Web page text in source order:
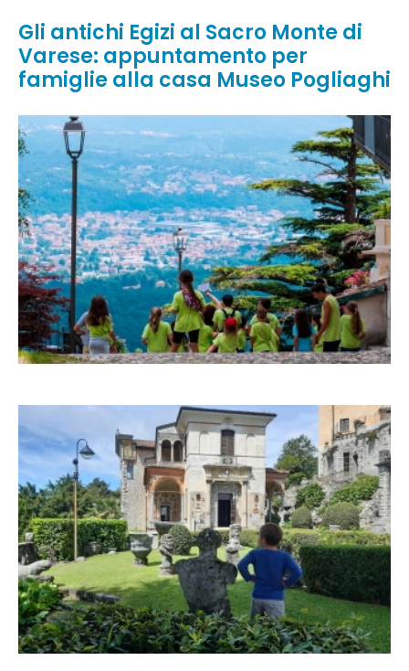
Gli antichi Egizi al Sacro Monte di
Varese: appuntamento per
famiglie alla casa Museo Pogliaghi